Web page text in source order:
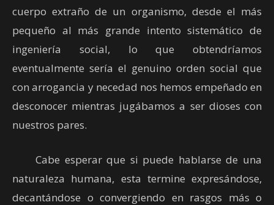
cuerpo extraño de un organismo, desde el más
pequeño al más grande intento sistemático de
ingeniería social, lo que obtendríamos
eventualmente sería el genuino orden social que
con arrogancia y necedad nos hemos empeñado en
desconocer mientras jugábamos a ser dioses con
nuestros pares.
Cabe esperar que si puede hablarse de una
naturaleza humana, esta termine expresándose,
decantándose o convergiendo en rasgos más o